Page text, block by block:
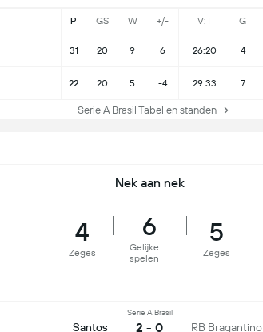
P GS W +/- V:T G
31 20 9 6 26:20 4
22 20 5 -4 29:33 7
Serie A Brasil Tabel en standen
Nek aan nek
4
Zeges
6
Gelijke
spelen
5
Zeges
Santos
Serie A Brasil
2 - 0 RB Bragantino